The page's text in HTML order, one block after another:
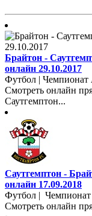
Брайтон -
онлайн 29.10.2017
Футбол | Чемпионат
Смотреть онлайн
Саутгемптон...
Саутгемптон -
онлайн 17.09.2018
Футбол |
Смотреть онлайн